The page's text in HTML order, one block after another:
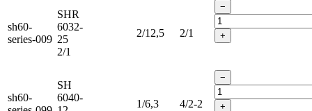
sh60-
series-009
SHR
6032-
25
2/1
2/12,5 2/1
−
+
sh60-
SH
6040-
1/6,3 4/2-2
−
+